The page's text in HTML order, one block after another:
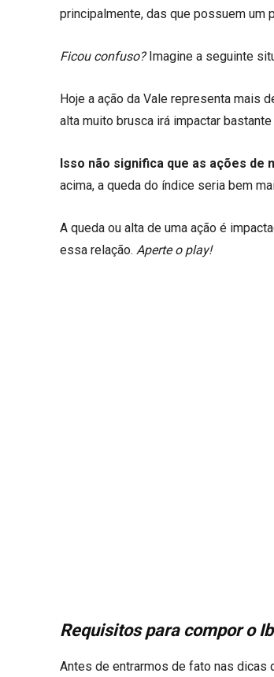
principalmente, das que possuem um
Ficou confuso?Imagine a seguinte
Hoje a ação da Vale representa mais
alta muito brusca irá impactar
Isso não significa que as ações de
acima, a queda do índice seria bem
A queda ou alta de uma ação é
essa relação. Aperte o play!
Requisitos para compor o
Antes de entrarmos de fato nas dicas